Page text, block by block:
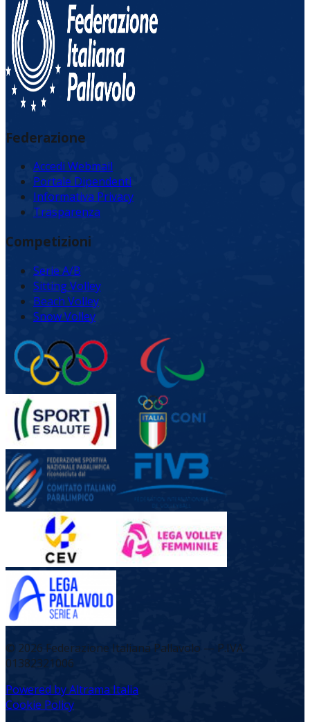
Federazione
Accedi Webmail
Portale Dipendenti
Informativa Privacy
Trasparenza
Competizioni
Serie A/B
Sitting Volley
Beach Volley
Snow Volley
© 2026 Federazione Italiana Pallavolo — P.IVA
01382321006
Powered by Altrama Italia
Cookie Policy